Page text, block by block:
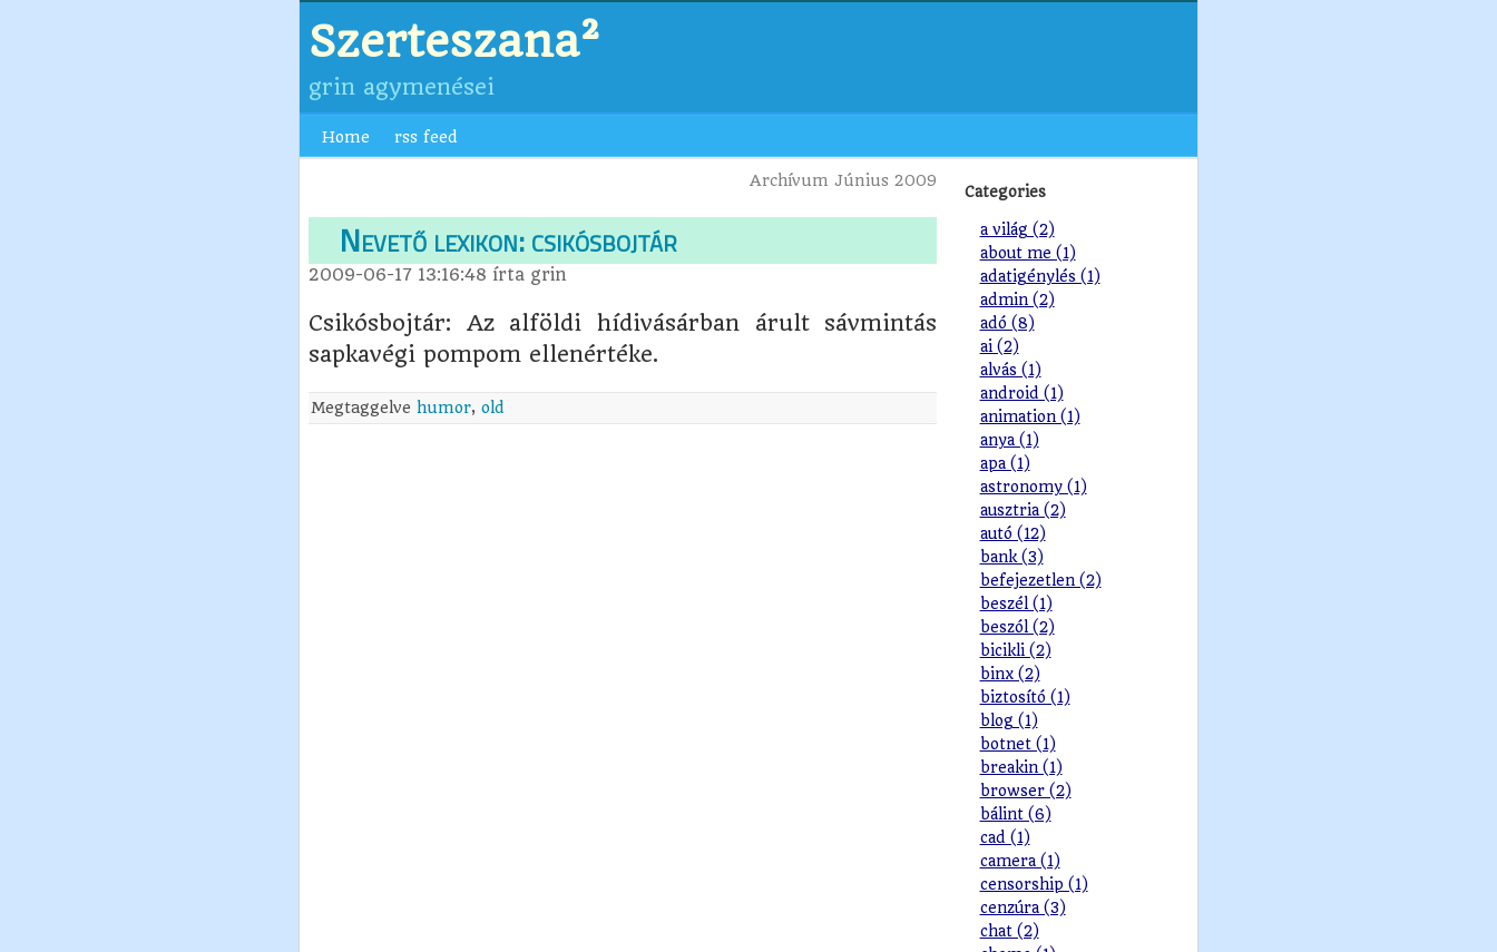
Szerteszana²
grin agymenései
Home rss feed
Archívum Június 2009
Nevető lexikon: csikósbojtár
2009-06-17 13:16:48 írta grin
Csikósbojtár: Az alföldi hídivásárban árult sávmintás
sapkavégi pompom ellenértéke.
Megtaggelve humor, old
Categories
a világ (2)
about me (1)
adatigénylés (1)
admin (2)
adó (8)
ai (2)
alvás (1)
android (1)
animation (1)
anya (1)
apa (1)
astronomy (1)
ausztria (2)
autó (12)
bank (3)
befejezetlen (2)
beszél (1)
beszól (2)
bicikli (2)
binx (2)
biztosító (1)
blog (1)
botnet (1)
breakin (1)
browser (2)
bálint (6)
cad (1)
camera (1)
censorship (1)
cenzúra (3)
chat (2)